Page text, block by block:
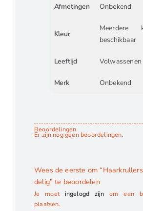
Afmetingen Onbekend
Kleur
Meerdere
beschikbaar
Leeftijd Volwassenen
Merk Onbekend
Beoordelingen
Er zijn nog geen beoordelingen.
Wees de eerste om
delig” te beoordelen
Je moet ingelogd zijn om een
plaatsen.